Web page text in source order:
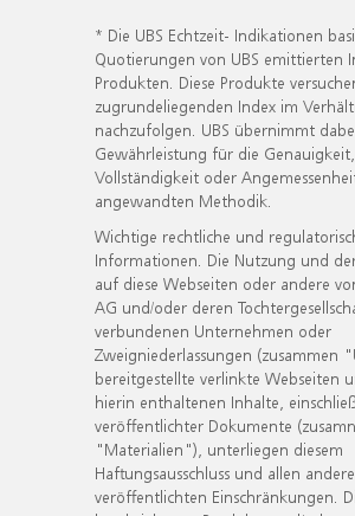
* Die UBS Echtzeit- Indikationen
Quotierungen von UBS emittierten
Produkten. Diese Produkte
zugrundeliegenden Index im
nachzufolgen. UBS übernimmt
Gewährleistung für die Genauigkeit,
Vollständigkeit oder
angewandten Methodik.
Wichtige rechtliche und
Informationen. Die Nutzung und
auf diese Webseiten oder andere
AG und/oder deren
verbundenen Unternehmen oder
Zweigniederlassungen (zusammen
bereitgestellte verlinkte Webseiten
hierin enthaltenen Inhalte,
veröffentlichter Dokumente
"Materialien"), unterliegen diesem
Haftungsausschluss und allen
veröffentlichten Einschränkungen.